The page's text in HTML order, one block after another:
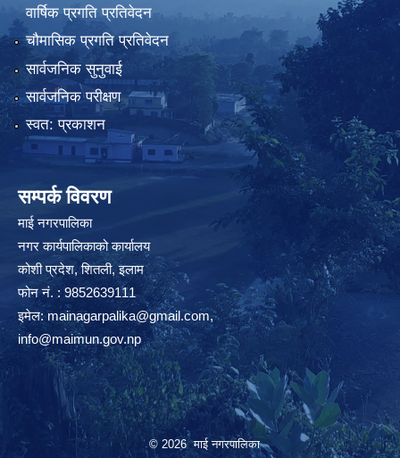
वार्षिक प्रगति प्रतिवेदन
चौमासिक प्रगति प्रतिवेदन
सार्वजनिक सुनुवाई
सार्वजनिक परीक्षण
स्वत: प्रकाशन
सम्पर्क विवरण
माई नगरपालिका
नगर कार्यपालिकाको कार्यालय
कोशी प्रदेश, शितली, इलाम
फोन नं. : 9852639111
इमेल:mainagarpalika@gmail.com,
info@maimun.gov.np
© 2026 माई नगरपालिका